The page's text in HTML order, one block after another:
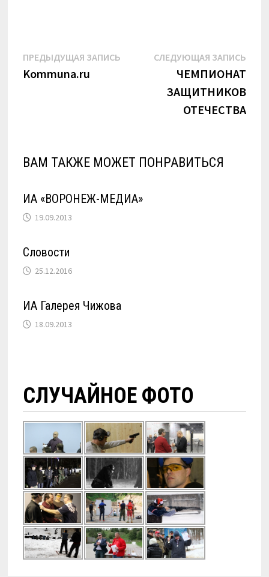
Навигация
по
ПРЕДЫДУЩАЯ ЗАПИСЬПредыдущая
Kommuna.ru
СЛЕДУЮЩАЯ ЗАПИСЬ
ЧЕМПИОНАТ
ЗАЩИТНИКОВ
ОТЕЧЕСТВА
ВАМ ТАКЖЕ МОЖЕТ ПОНРАВИТЬСЯ
ИА «ВОРОНЕЖ-МЕДИА»
19.09.2013
Словости
25.12.2016
ИА Галерея Чижова
18.09.2013
СЛУЧАЙНОЕ ФОТО